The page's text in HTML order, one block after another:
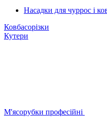
Насадки для чуррос і
Ковбасорізки
Кутери
М'ясорубки професійні